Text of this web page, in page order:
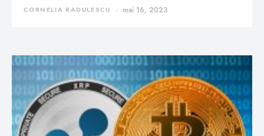
CORNELIA RADULESCU mai 16, 2023